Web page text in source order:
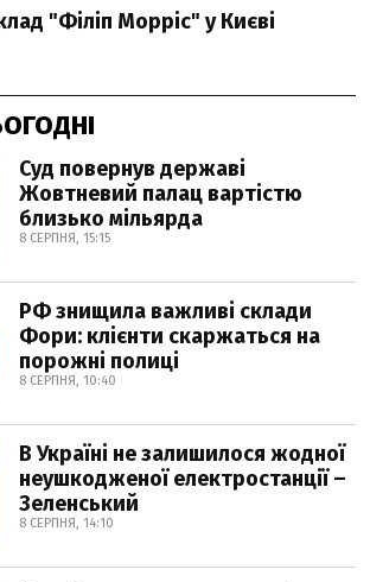
"Філіп Морріс" у Києві
Суд повернув державі
Жовтневий палац вартістю
близько мільярда
8 СЕРПНЯ, 15:15
РФ знищила важливі склади
Фори: клієнти скаржаться на
порожні полиці
8 СЕРПНЯ, 10:40
В Україні не залишилося жодної
неушкодженої електростанції –
Зеленський
8 СЕРПНЯ, 14:10